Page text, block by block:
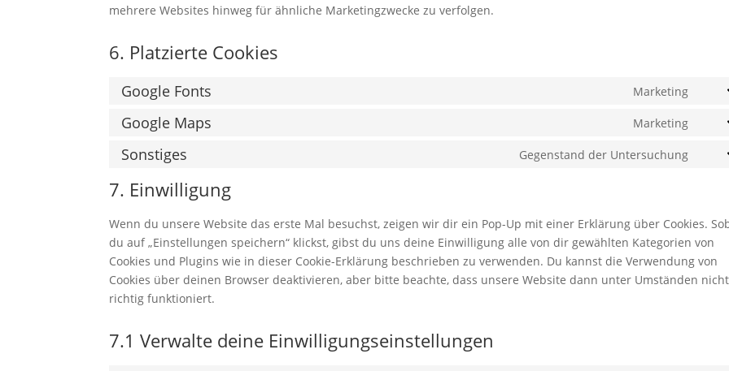
mehrere Websites hinweg für ähnliche Marketingzwecke zu verfolgen.
6. Platzierte Cookies
Google Fonts Marketing
Google Maps Marketing
Sonstiges Gegenstand der Untersuchung
7. Einwilligung
Wenn du unsere Website das erste Mal besuchst, zeigen wir dir ein Pop-Up mit einer Erklärung über Cookies.
du auf „Einstellungen speichern“ klickst, gibst du uns deine Einwilligung alle von dir gewählten Kategorien von
Cookies und Plugins wie in dieser Cookie-Erklärung beschrieben zu verwenden. Du kannst die Verwendung von
Cookies über deinen Browser deaktivieren, aber bitte beachte, dass unsere Website dann unter Umständen nicht
richtig funktioniert.
7.1 Verwalte deine Einwilligungseinstellungen